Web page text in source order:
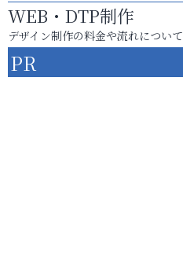
WEB・DTP制作
デザイン制作の料金や流れについて
PR